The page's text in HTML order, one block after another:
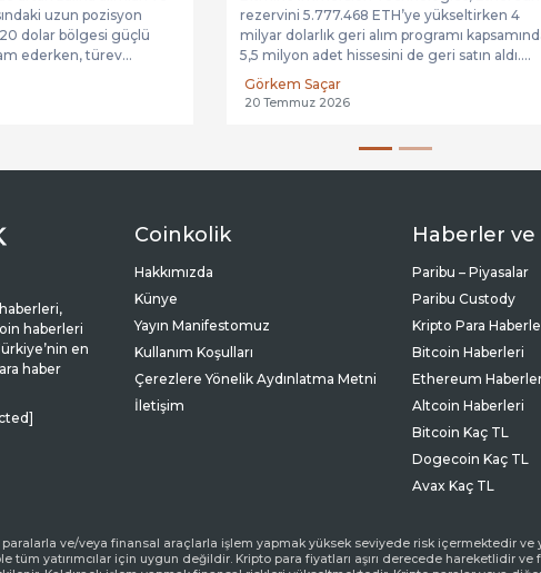
uzun pozisyon
dolar bölgesi güçlü
ederken, türev...
rezervini 5.777.468 ETH’ye yükseltirken 4
milyar dolarlık geri alım programı
5,5 milyon adet hissesini de geri satın aldı....
Görkem Saçar
20 Temmuz 2026
haberleri
en
haber
Coinkolik
Hakkımızda
Künye
Yayın Manifestomuz
Kullanım Koşulları
Çerezlere Yönelik Aydınlatma Metni
İletişim
Haberler ve
Paribu – Piyasalar
Paribu Custody
Kripto Para
Bitcoin Haberleri
Ethereum
Altcoin Haberleri
Bitcoin Kaç TL
Dogecoin Kaç TL
Avax Kaç TL
ve/veya finansal araçlarla işlem yapmak yüksek seviyede risk içermektedir ve
tüm yatırımcılar için uygun değildir. Kripto para fiyatları aşırı derecede hareketlidir